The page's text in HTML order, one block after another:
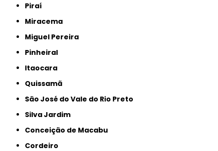
Piraí
Miracema
Miguel Pereira
Pinheiral
Itaocara
Quissamã
São José do Vale do Rio Preto
Silva Jardim
Conceição de Macabu
Cordeiro